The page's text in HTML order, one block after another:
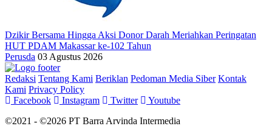
Dzikir Bersama Hingga Aksi Donor Darah Meriahkan Peringatan
HUT PDAM Makassar ke-102 Tahun
Perusda 03 Agustus 2026
Redaksi Tentang Kami Beriklan Pedoman Media Siber Kontak
Kami Privacy Policy
Facebook
Instagram Twitter
Youtube
©2021 - ©2026 PT Barra Arvinda Intermedia